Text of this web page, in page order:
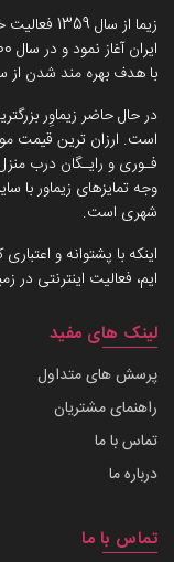
زیما از
با هدف بهره مند شدن از
در حال حاضر زیماوِر
است. ارزان ترین قیمت
وجه تمایزهای زیماور با
شهری است.
ایم، فعالیت اینترنتی در
لینک های مفید
پرسش های متداول
راهنمای مشتریان
تماس با ما
درباره ما
تماس با ما